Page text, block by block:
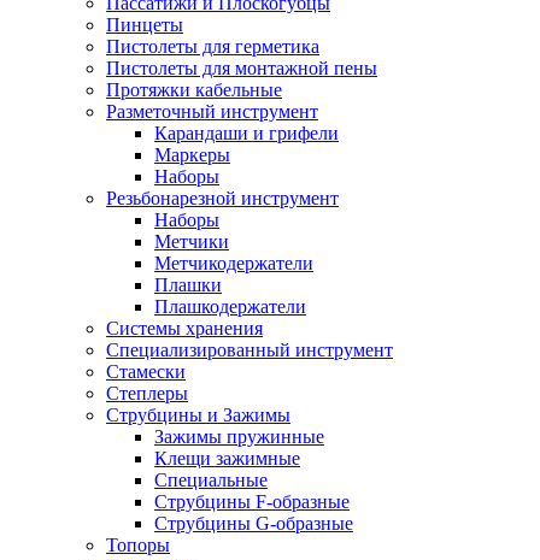
Пинцеты
Пистолеты для герметика
Пистолеты для монтажной пены
Протяжки кабельные
Разметочный инструмент
Карандаши и грифели
Маркеры
Наборы
Резьбонарезной инструмент
Наборы
Метчики
Метчикодержатели
Плашки
Плашкодержатели
Системы хранения
Специализированный инструмент
Стамески
Степлеры
Струбцины и Зажимы
Зажимы пружинные
Клещи зажимные
Специальные
Струбцины F-образные
Струбцины G-образные
Топоры